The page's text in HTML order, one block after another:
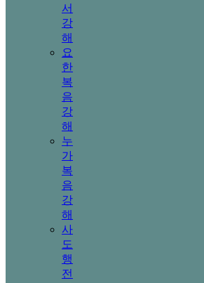
서
강
해
요
한
복
음
강
해
누
가
복
음
강
해
사
도
행
전